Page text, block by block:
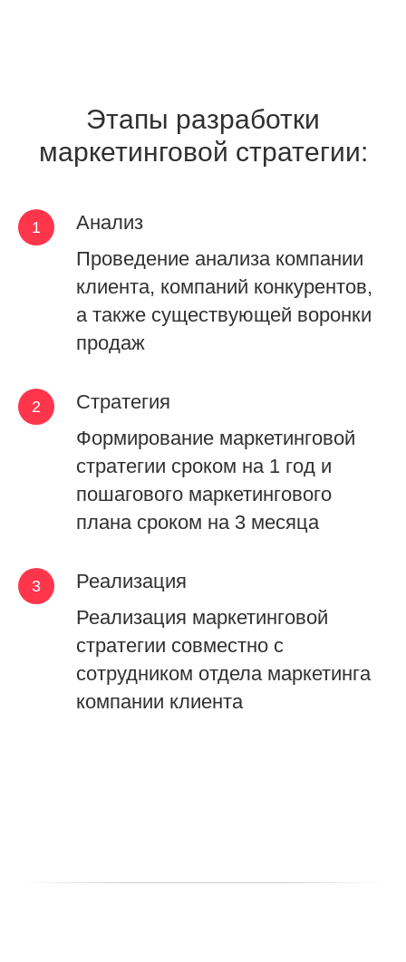
Этапы разработки
маркетинговой стратегии:
Анализ
Проведение анализа компании
клиента, компаний конкурентов,
а также существующей воронки
продаж
Стратегия
Формирование маркетинговой
стратегии сроком на 1 год и
пошагового маркетингового
плана сроком на 3 месяца
Реализация
Реализация маркетинговой
стратегии совместно с
сотрудником отдела маркетинга
компании клиента